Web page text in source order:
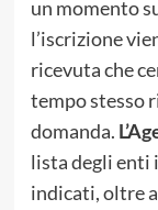
un momento
l’iscrizione
ricevuta che
tempo stesso
domanda.
lista degli enti
indicati, oltre